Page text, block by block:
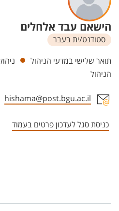
הישאם עבד אלחלים
סטודנט/ית בעבר
יחידות
תואר שלישי במדעי הניהול
הניהול
hishama@post.bgu.ac.il
כניסת סגל לעדכון פרטים בעמוד